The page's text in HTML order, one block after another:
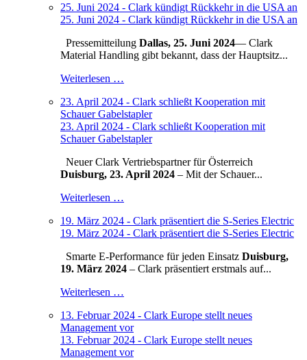
25. Juni 2024 - Clark kündigt Rückkehr in die USA an
25. Juni 2024 - Clark kündigt Rückkehr in die USA an
Pressemitteilung Dallas, 25. Juni 2024— Clark
Material Handling gibt bekannt, dass der Hauptsitz...
Weiterlesen …
23. April 2024 - Clark schließt Kooperation mit
Schauer Gabelstapler
23. April 2024 - Clark schließt Kooperation mit
Schauer Gabelstapler
Neuer Clark Vertriebspartner für Österreich
Duisburg, 23. April 2024 – Mit der Schauer...
Weiterlesen …
19. März 2024 - Clark präsentiert die S-Series Electric
19. März 2024 - Clark präsentiert die S-Series Electric
Smarte E-Performance für jeden Einsatz Duisburg,
19. März 2024 – Clark präsentiert erstmals auf...
Weiterlesen …
13. Februar 2024 - Clark Europe stellt neues
Management vor
13. Februar 2024 - Clark Europe stellt neues
Management vor